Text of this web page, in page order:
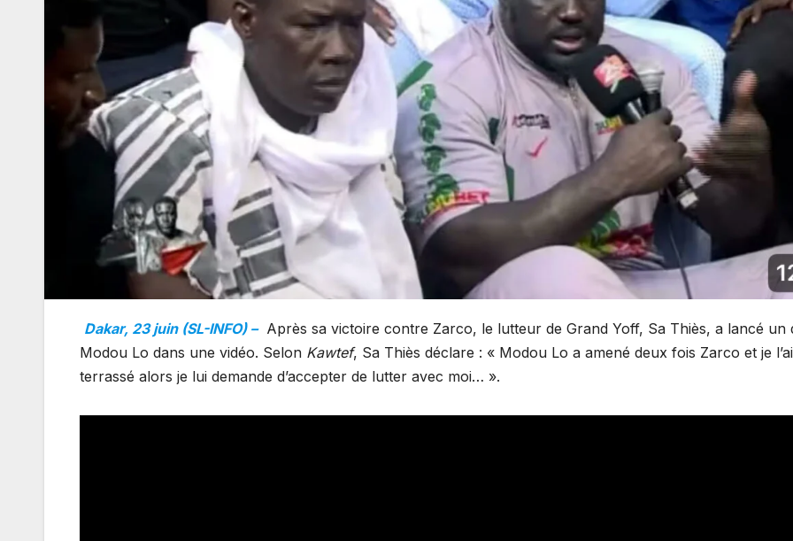
Dakar, 23 juin (SL-INFO) – Après sa victoire contre Zarco, le lutteur de Grand Yoff, Sa Thiès, a lancé un
Modou Lo dans une vidéo. Selon Kawtef, Sa Thiès déclare : « Modou Lo a amené deux fois Zarco et je l’ai
terrassé alors je lui demande d’accepter de lutter avec moi… ».